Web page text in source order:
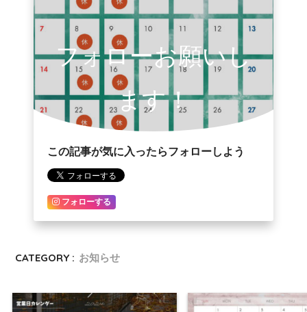
フォローお願いし
ます！
この記事が気に入ったらフォローしよう
フォローする
CATEGORY : お知らせ